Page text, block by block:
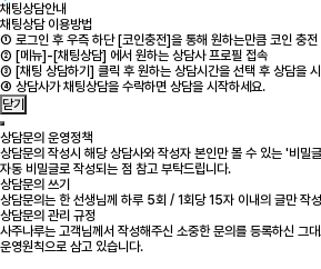
채팅상담안내
채팅상담 이용방법
① 로그인 후 우측 하단 [코인충전]을 통해 원하는만큼 코인 충전
② [메뉴]-[채팅상담] 에서 원하는 상담사 프로필 접속
③ [채팅 상담하기] 클릭 후 원하는 상담시간을 선택 후 상담을
④ 상담사가 채팅상담을 수락하면 상담을 시작하세요.
닫기
상담문의 운영정책
상담문의 작성시 해당 상담사와 작성자 본인만 볼 수 있는 '비밀
자동 비밀글로 작성되는 점 참고 부탁드립니다.
상담문의 쓰기
상담문의는 한 선생님께 하루 5회 / 1회당 15자 이내의 글만 작
상담문의 관리 규정
사주나루는 고객님께서 작성해주신 소중한 문의를 등록하신 그
운영원칙으로 삼고 있습니다.